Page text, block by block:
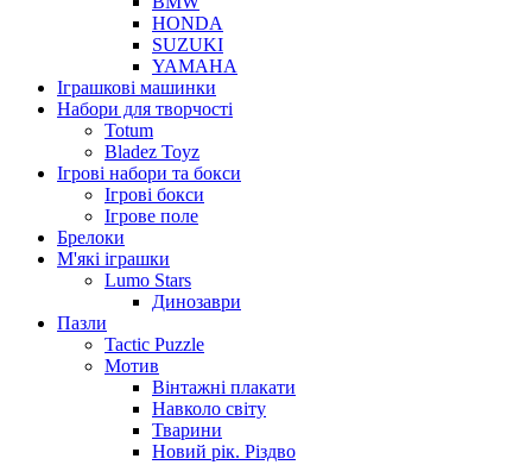
HONDA
SUZUKI
YAMAHA
Іграшкові машинки
Набори для творчості
Totum
Bladez Toyz
Ігрові набори та бокси
Ігрові бокси
Ігрове поле
Брелоки
М'які іграшки
Lumo Stars
Динозаври
Пазли
Tactic Puzzle
Мотив
Вінтажні плакати
Навколо світу
Тварини
Новий рік. Різдво